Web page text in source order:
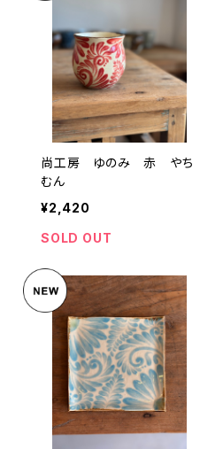
尚工房 ゆのみ 赤 やち
むん
¥2,420
SOLD OUT